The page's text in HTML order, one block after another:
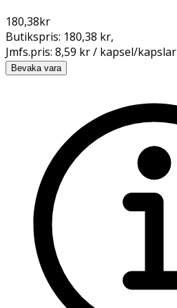
180,38kr
Butikspris: 180,38 kr,
Jmfs.pris: 8,59 kr / kapsel/kapslar
Bevaka vara